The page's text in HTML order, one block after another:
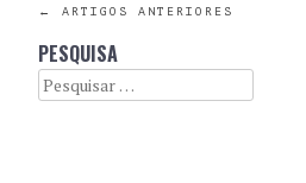
POST
NAVIGATION
← ARTIGOS ANTERIORES
PESQUISA
Search